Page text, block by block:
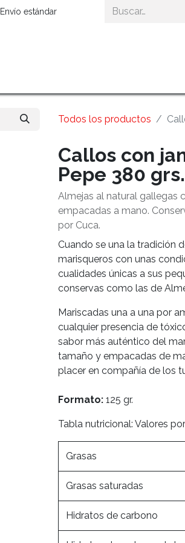
Envío estándar
Todos los productos
Callos con
Pepe 380 grs.
Almejas al natural gallegas
empacadas a mano.
por Cuca.
Cuando se una la tradición
marisqueros con unas
cualidades únicas a sus
conservas como las de
Mariscadas una a una por
cualquier presencia de
sabor más auténtico del
tamaño y empacadas de
placer en compañía de los
Formato: 125 gr.
Tabla nutricional: Valores
Grasas
Grasas saturadas
Hidratos de carbono